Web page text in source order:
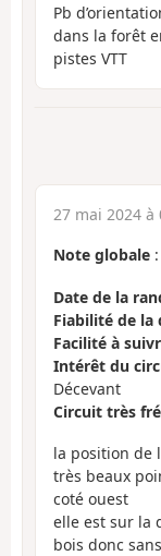
Pb
dans la forêt
pistes VTT
27 mai 2024 à
Note globale :
Date de la
Fiabilité de la
Facilité à
Intérêt du
Décevant
Circuit très
la position de
très beaux
coté ouest
elle est sur la
bois donc